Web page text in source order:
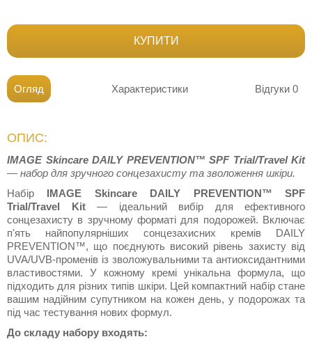
КУПИТИ
Огляд Характеристики Відгуки 0
ОПИС:
IMAGE Skincare DAILY PREVENTION™ SPF Trial/Travel Kit
— набор для зручного сонцезахисту та зволоження шкіри.
Набір IMAGE Skincare DAILY PREVENTION™ SPF
Trial/Travel Kit— ідеальний вибір для ефективного
сонцезахисту в зручному форматі для подорожей. Включає
п'ять найпопулярніших сонцезахисних кремів DAILY
PREVENTION™, що поєднують високий рівень захисту від
UVA/UVB-променів із зволожувальними та антиоксидантними
властивостями. У кожному кремі унікальна формула, що
підходить для різних типів шкіри. Цей компактний набір стане
вашим надійним супутником на кожен день, у подорожах та
під час тестування нових формул.
До складу набору входять: